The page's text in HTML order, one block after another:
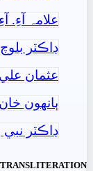
علامہ آءِ.
ڊاڪٽر بلوچ (1269-
عثمان
ٻانهون
ڊاڪٽر
TRANSLITERATION